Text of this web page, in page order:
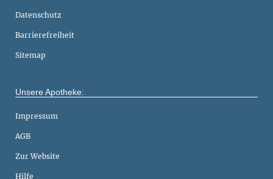
Datenschutz
Barrierefreiheit
Sitemap
Unsere Apotheke:
Impressum
AGB
Zur Website
Hilfe